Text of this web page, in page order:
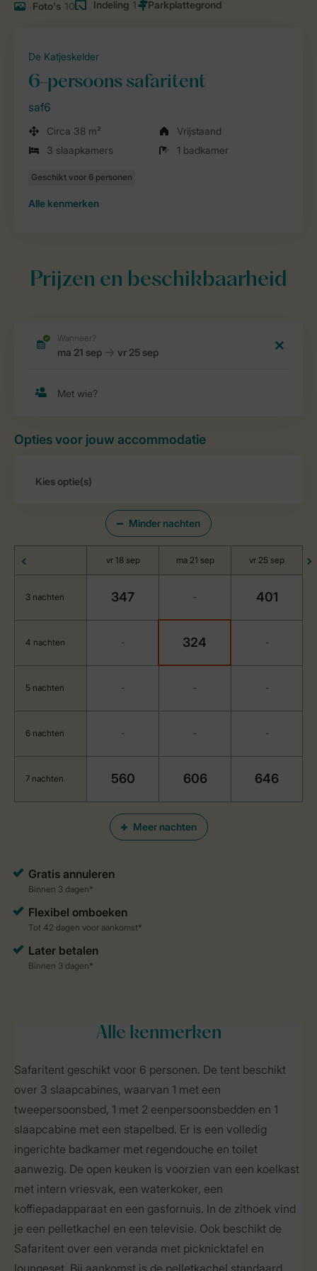
Foto's 10 Indeling 1
De Katjeskelder
6-persoons safaritent
saf6
Circa 38 m²
Vrijstaand
3 slaapkamers
1 badkamer
Alle kenmerken
Prijzen en beschikbaarheid
Opties voor jouw accommodatie
Minder nachten
Meer nachten
vr 18 sep ma 21 sep vr 25 sep
3 nachten 347 - 401
4 nachten - 324 -
5 nachten - - -
6 nachten - - -
7 nachten 560 606 646
Alle kenmerken
Safaritent geschikt voor 6 personen. De tent beschikt
over 3 slaapcabines, waarvan 1 met een
tweepersoonsbed, 1 met 2 eenpersoonsbedden en 1
slaapcabine met een stapelbed. Er is een volledig
ingerichte badkamer met regendouche en toilet
aanwezig. De open keuken is voorzien van een koelkast
met intern vriesvak, een waterkoker, een
koffiepadapparaat en een gasfornuis. In de zithoek vind
je een pelletkachel en een televisie. Ook beschikt de
Safaritent over een veranda met picknicktafel en
loungeset. Bij aankomst is de pelletkachel standaard